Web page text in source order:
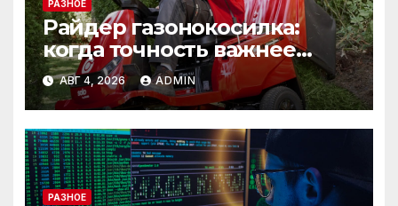
РАЗНОЕ
Райдер газонокосилка:
когда точность важнее
скорости
АВГ 4, 2026 ADMIN
РАЗНОЕ